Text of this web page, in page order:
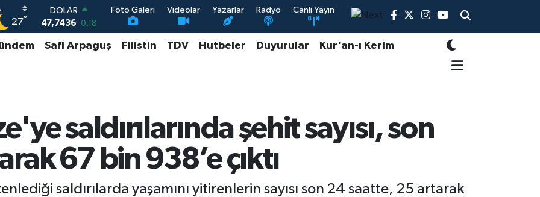
27°
DOLAR
47,7436 0.18
EURO
55,2510 0.32
13.779 -14
Foto Galeri Videolar Yazarlar Radyo Canlı Yayın
Safi Arpaguş Filistin TDV Hutbeler Duyurular Kur'an-ı Kerim
saldırılarında şehit sayısı, son
67 bin 938’e çıktı
saldırılarda yaşamını yitirenlerin sayısı son 24 saatte, 25 artarak